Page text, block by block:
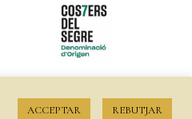
ACCEPTAR REBUTJAR